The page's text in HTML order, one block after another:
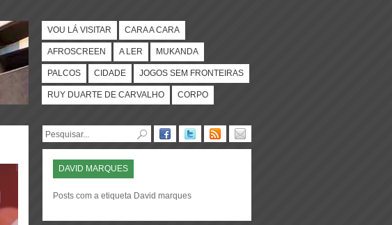
VOU LÁ VISITAR CARA A CARA
AFROSCREEN A LER MUKANDA
PALCOS CIDADE JOGOS SEM FRONTEIRAS
RUY DUARTE DE CARVALHO CORPO
DAVID MARQUES
Posts com a etiqueta David marques